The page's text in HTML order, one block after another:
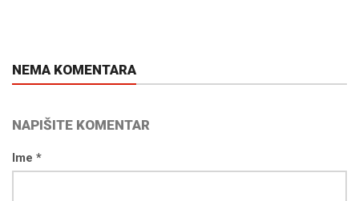
NEMA KOMENTARA
NAPIŠITE KOMENTAR
Ime *